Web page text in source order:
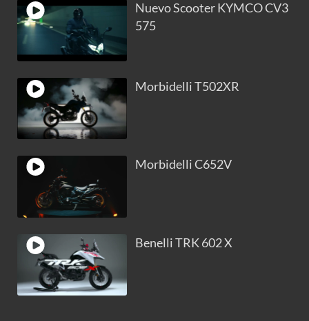
Nuevo Scooter KYMCO CV3
575
Morbidelli T502XR
Morbidelli C652V
Benelli TRK 602 X